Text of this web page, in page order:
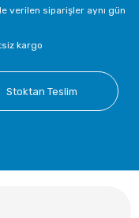
verilen siparişler aynı gün
kargo
Stoktan Teslim